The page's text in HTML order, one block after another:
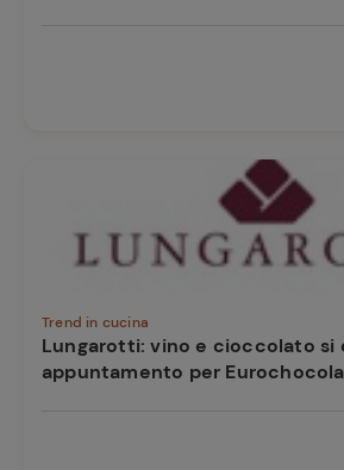
Trend in cucina
Lungarotti: vino e cioccolato si
appuntamento per